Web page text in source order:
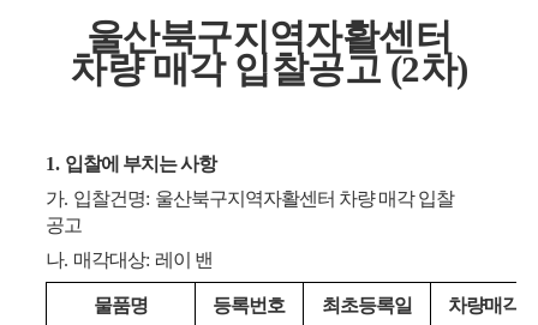
울산북구지역자활센터
차량 매각 입찰공고 (2차)
1. 입찰에 부치는 사항
가. 입찰건명: 울산북구지역자활센터 차량 매각 입찰
공고
나. 매각대상: 레이 밴
물품명 등록번호 최초등록일 차량매각